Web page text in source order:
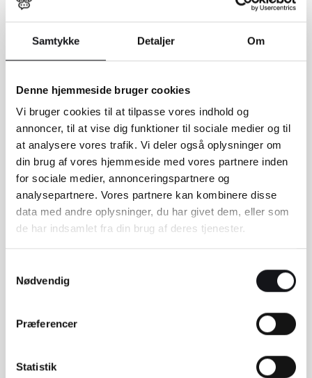
Samtykke Detaljer Om
Denne hjemmeside bruger cookies
Vi bruger cookies til at tilpasse vores indhold og
annoncer, til at vise dig funktioner til sociale medier og til
at analysere vores trafik. Vi deler også oplysninger om
din brug af vores hjemmeside med vores partnere inden
for sociale medier, annonceringspartnere og
analysepartnere. Vores partnere kan kombinere disse
data med andre oplysninger, du har givet dem, eller som
de har indsamlet fra din brug af deres tjenester.
Nødvendig
Præferencer
Statistik